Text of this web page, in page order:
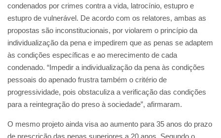
condenados por crimes contra a vida, latrocínio, estupro e
estupro de vulnerável. De acordo com os relatores, ambas as
propostas são inconstitucionais, por violarem o princípio da
individualização da pena e impedirem que as penas se adaptem
às condições específicas e ao merecimento de cada
condenado. “Impedir a individualização da pena às condições
pessoais do apenado frustra também o critério de
progressividade, pois obstaculiza a verificação das condições
para a reintegração do preso à sociedade”, afirmaram.
O mesmo projeto ainda visa ao aumento para 35 anos do prazo
de prescrição das penas superiores a 20 anos. Segundo o